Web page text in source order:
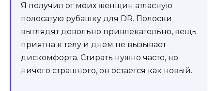
Я получил от моих женщин атласную
полосатую рубашку для DR. Полоски
выглядят довольно привлекательно, вещь
приятна к телу и днем ​​не вызывает
дискомфорта. Стирать нужно часто, но
ничего страшного, он остается как новый.